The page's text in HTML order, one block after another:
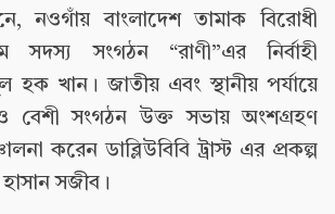
নওগাঁয় বাংলাদেশ তামাক বিরোধী
সংগঠন “রাণী”এর নির্বাহী
খান। জাতীয় এবং স্থানীয় পর্যায়ে
বেশী সংগঠন উক্ত সভায় অংশগ্রহণ
করেন ডাব্লিউবিবি ট্রাস্ট এর প্রকল্প
সজীব।